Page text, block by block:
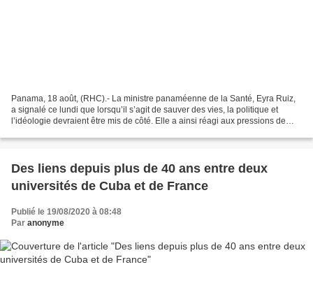
Panama, 18 août, (RHC).- La ministre panaméenne de la Santé, Eyra Ruiz,
a signalé ce lundi que lorsqu’il s’agit de sauver des vies, la politique et
l’idéologie devraient être mis de côté. Elle a ainsi réagi aux pressions de
Des liens depuis plus de 40 ans entre deux
universités de Cuba et de France
Publié le 19/08/2020 à 08:48
Par anonyme